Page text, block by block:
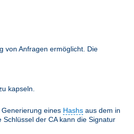
von Anfragen ermöglicht. Die
kapseln.
eines Hashs aus dem in
der CA kann die Signatur